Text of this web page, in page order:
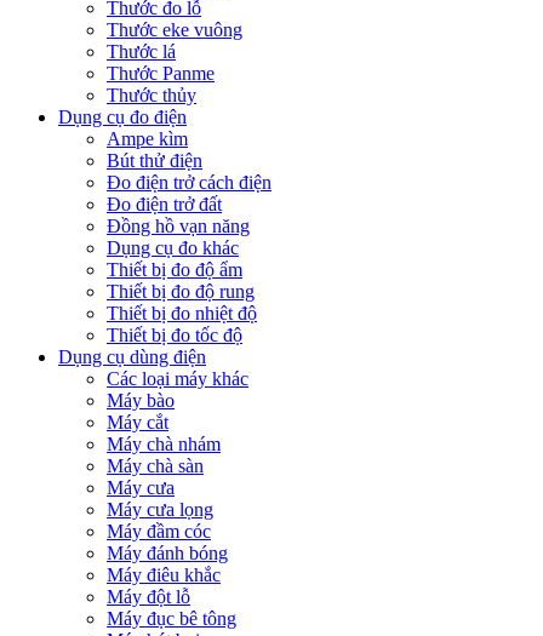
Thước đo lỗ
Thước eke vuông
Thước lá
Thước Panme
Thước thủy
Dụng cụ đo điện
Ampe kìm
Bút thử điện
Đo điện trở cách điện
Đo điện trở đất
Đồng hồ vạn năng
Dụng cụ đo khác
Thiết bị đo độ ẩm
Thiết bị đo độ rung
Thiết bị đo nhiệt độ
Thiết bị đo tốc độ
Dụng cụ dùng điện
Các loại máy khác
Máy bào
Máy cắt
Máy chà nhám
Máy chà sàn
Máy cưa
Máy cưa lọng
Máy đầm cóc
Máy đánh bóng
Máy điêu khắc
Máy đột lỗ
Máy đục bê tông